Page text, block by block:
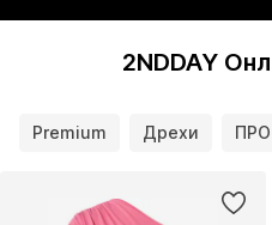
2NDDAY
Premium Дрехи